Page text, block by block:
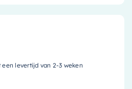
levertijd van 2-3 weken